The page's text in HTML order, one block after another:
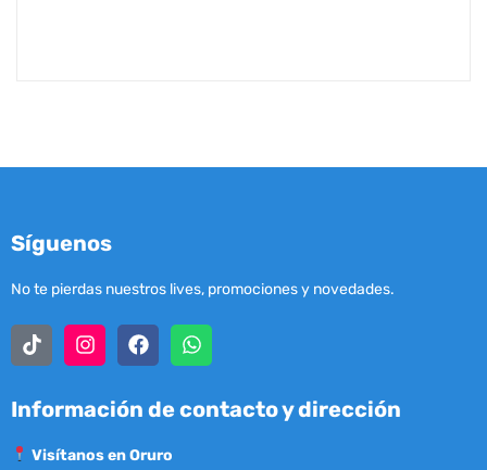
Síguenos
No te pierdas nuestros lives, promociones y novedades.
Información de contacto y dirección
Visítanos en Oruro